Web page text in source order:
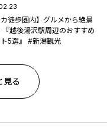
カ徒歩圏内】グルメから絶景
越後湯沢駅周辺のおすすめ
5選』 #新潟観光
見る